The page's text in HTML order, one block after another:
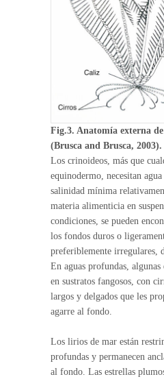
Fig.3. Anatomía externa
(Brusca and Brusca, 2003).
Los crinoideos, más que
equinodermo, necesitan
salinidad mínima
materia alimenticia en
condiciones, se pueden
los fondos duros o
preferiblemente irregulares,
En aguas profundas,
en sustratos fangosos, con
largos y delgados que les
agarre al fondo.
Los lirios de mar están
profundas y permanecen
al fondo. Las estrellas